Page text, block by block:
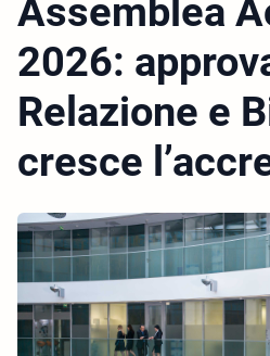
Assemblea
2026:
Relazione e
cresce